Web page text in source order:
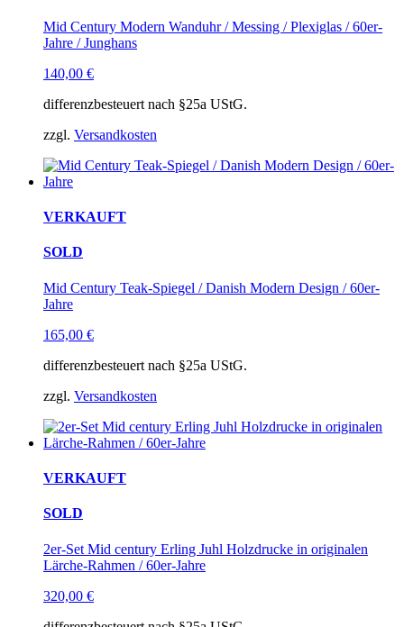
Mid Century Modern Wanduhr / Messing / Plexiglas / 60er-
Jahre / Junghans
140,00 €
differenzbesteuert nach §25a UStG.
zzgl. Versandkosten
VERKAUFT
SOLD
Mid Century Teak-Spiegel / Danish Modern Design / 60er-
Jahre
165,00 €
differenzbesteuert nach §25a UStG.
zzgl. Versandkosten
VERKAUFT
SOLD
2er-Set Mid century Erling Juhl Holzdrucke in originalen
Lärche-Rahmen / 60er-Jahre
320,00 €